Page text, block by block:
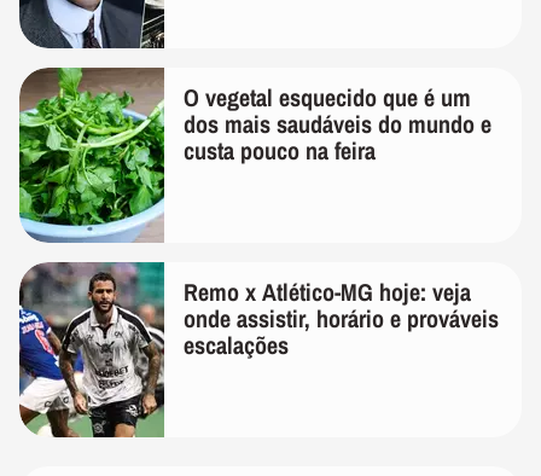
O vegetal esquecido que é um
dos mais saudáveis do mundo e
custa pouco na feira
Remo x Atlético-MG hoje: veja
onde assistir, horário e prováveis
escalações